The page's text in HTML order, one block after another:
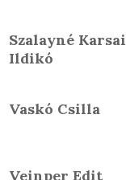
Szalayné Karsai
Ildikó
Vaskó Csilla
Veinper Edit